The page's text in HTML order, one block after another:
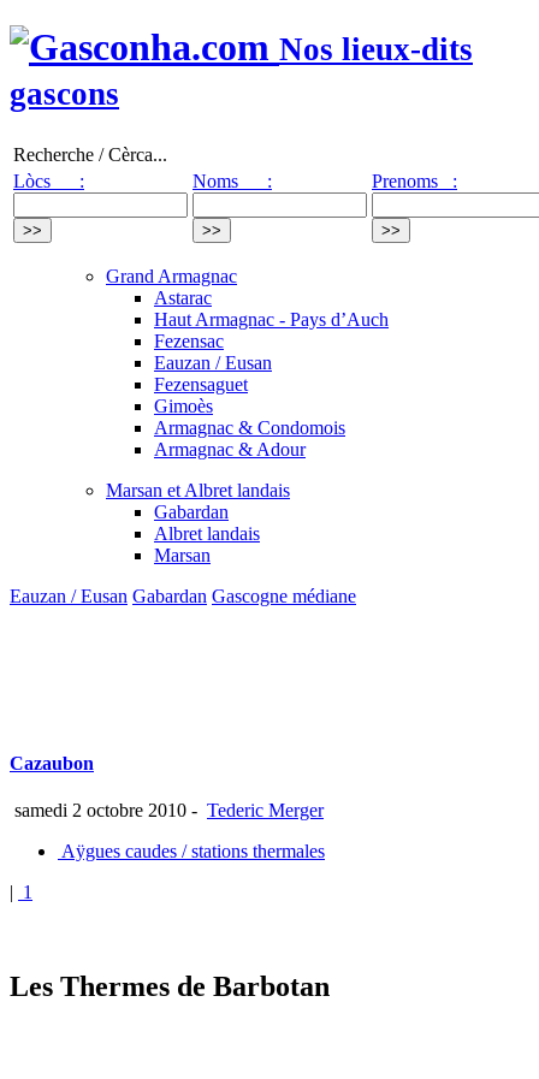
Nos lieux-dits
gascons
Recherche / Cèrca...
Lòcs :
Noms : Prenoms :
Grand Armagnac
Astarac
Haut Armagnac - Pays d’Auch
Fezensac
Eauzan / Eusan
Fezensaguet
Gimoès
Armagnac & Condomois
Armagnac & Adour
Marsan et Albret landais
Gabardan
Albret landais
Marsan
Eauzan / Eusan Gabardan Gascogne médiane
Cazaubon
samedi 2 octobre 2010 - Tederic Merger
Aÿgues caudes / stations thermales
| 1
Les Thermes de Barbotan